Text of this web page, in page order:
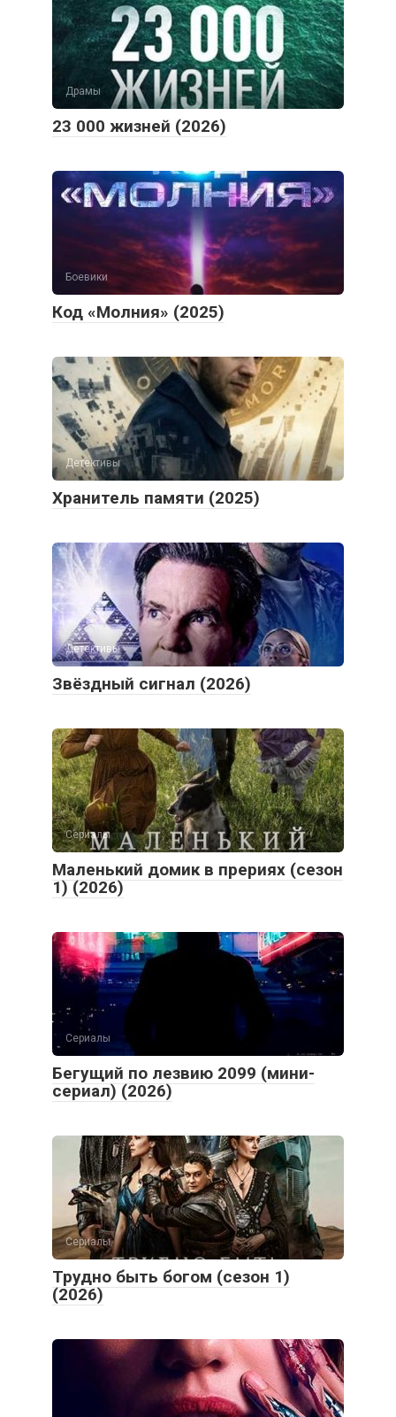
Драмы
23 000 жизней (2026)
Боевики
Код «Молния» (2025)
Детективы
Хранитель памяти (2025)
Детективы
Звёздный сигнал (2026)
Сериалы
Маленький домик в прериях (сезон
1) (2026)
Сериалы
Бегущий по лезвию 2099 (мини-
сериал) (2026)
Сериалы
Трудно быть богом (сезон 1)
(2026)